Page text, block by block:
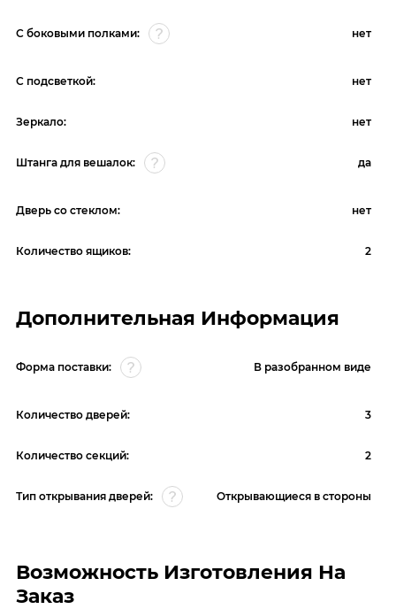
С боковыми полками: нет
С подсветкой: нет
Зеркало: нет
Штанга для вешалок: да
Дверь со стеклом: нет
Количество ящиков: 2
Дополнительная Информация
Форма поставки: В разобранном виде
Количество дверей: 3
Количество секций: 2
Тип открывания дверей: Открывающиеся в стороны
Возможность Изготовления На
Заказ